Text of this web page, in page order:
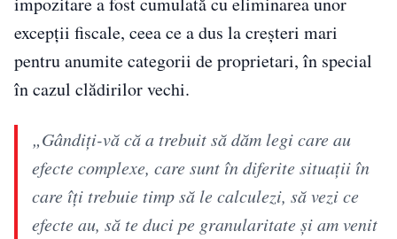
excepții fiscale, ceea ce a dus la creșteri mari
pentru anumite categorii de proprietari, în special
în cazul clădirilor vechi.
„Gândiți-vă că a trebuit să dăm legi care au
efecte complexe, care sunt în diferite situații în
care îți trebuie timp să le calculezi, să vezi ce
efecte au, să te duci pe granularitate și am venit